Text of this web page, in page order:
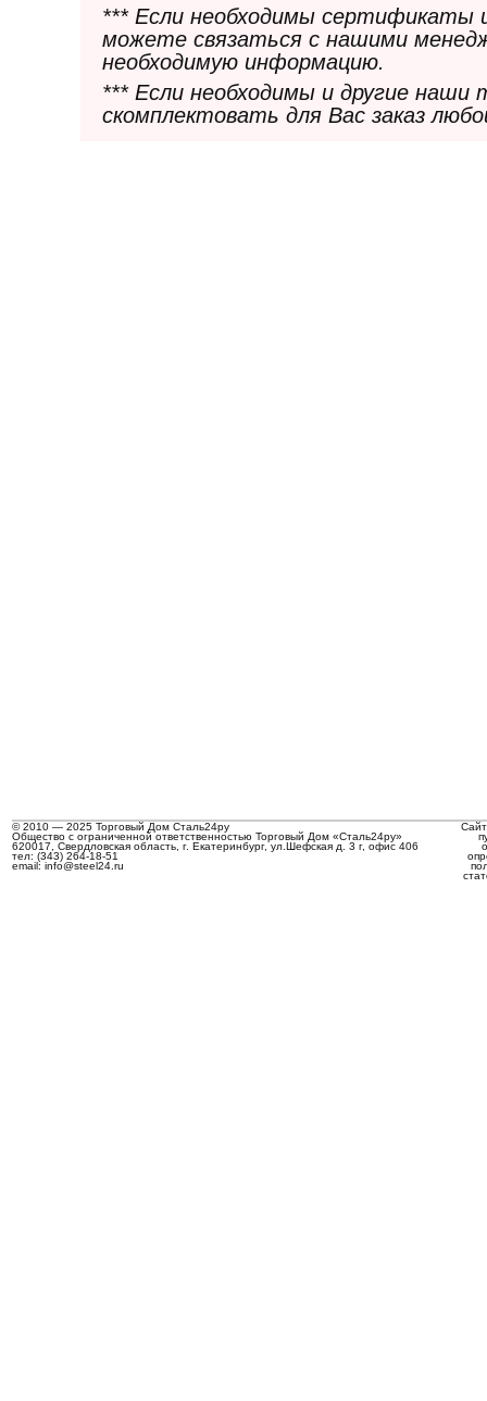
*** Если необходимы сертификаты
можете связаться с нашими
необходимую информацию.
*** Если необходимы и другие
скомплектовать для Вас заказ
© 2010 — 2025 Торговый Дом Сталь24ру
Общество с ограниченной ответственностью Торговый Дом «Сталь24ру»
620017, Свердловская область, г. Екатеринбург, ул.Шефская д. 3 г, офис 406
тел: (343) 264-18-51
email: info@steel24.ru